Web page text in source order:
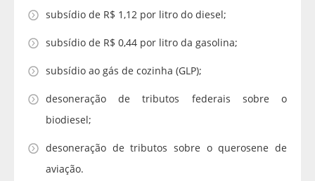
subsídio de R$ 1,12 por litro do diesel;
subsídio de R$ 0,44 por litro da gasolina;
subsídio ao gás de cozinha (GLP);
desoneração de tributos federais sobre o
biodiesel;
desoneração de tributos sobre o querosene de
aviação.